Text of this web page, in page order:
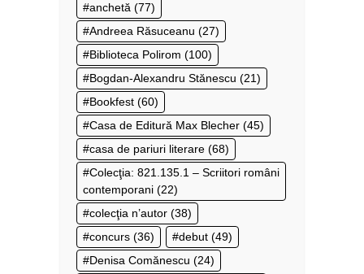
anchetă (77)
Andreea Răsuceanu (27)
Biblioteca Polirom (100)
Bogdan-Alexandru Stănescu (21)
Bookfest (60)
Casa de Editură Max Blecher (45)
casa de pariuri literare (68)
Colecţia: 821.135.1 – Scriitori români
contemporani (22)
colecţia n’autor (38)
concurs (36) debut (49)
Denisa Comănescu (24)